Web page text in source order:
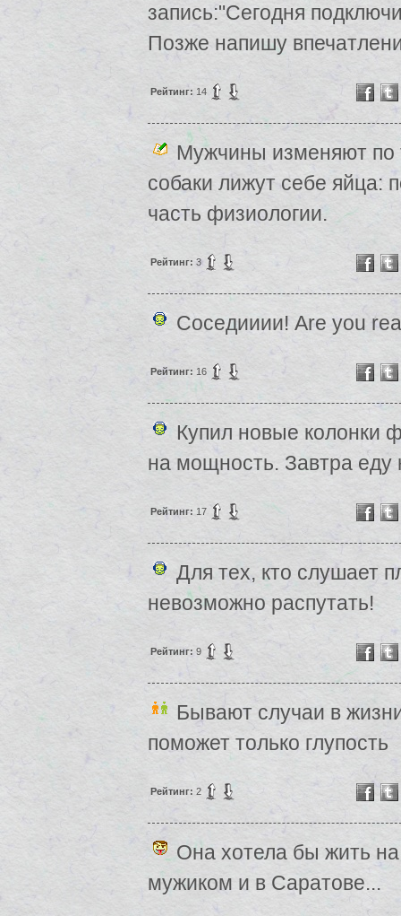
запись:"Сегодня
Позже напишу
Рейтинг: 14
Мужчины изменяют по
собаки лижут себе яйца:
часть физиологии.
Рейтинг: 3
Соседииии! Are you
Рейтинг: 16
Купил новые колонки
на мощность. Завтра еду
Рейтинг: 17
Для тех, кто слушает
невозможно распутать!
Рейтинг: 9
Бывают случаи в
поможет только глупость
Рейтинг: 2
Она хотела бы жить
мужиком и в Саратове...